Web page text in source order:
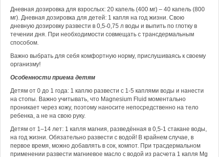
Дневная дозировка для взрослых: 20 капель (400 мг) – 40 капель (800
мг). Дневная дозировка для детей: 1 капля на год жизни. Свою
дневную дозировку развести в 0,5-0,75 л воды и выпить по глотку в
течении дня. При необходимости совмещать с трансдермальным
способом.
Важно выбрать для себя комфортную норму, прислушиваясь к своему
организму!
Особенности приема детям
Детям от 0 до 1 года: 1 каплю развести с 1-5 каплями воды и нанести
на стопы. Важно учитывать, что Magnesium Fluid моментально
проникает через кожу, поэтому наносите непосредственно на тело
ребенка, а не на свою руку.
Детям от 1–14 лет: 1 капля магния, разведённая в 0,5-1 стакане воды,
на год жизни. Обязательно развести с водой! В крайнем случае, в
первое время, можно добавлять в сок, компот. При трасдермальном
применении развести магниевое масло с водой из расчета 1 капля Мg